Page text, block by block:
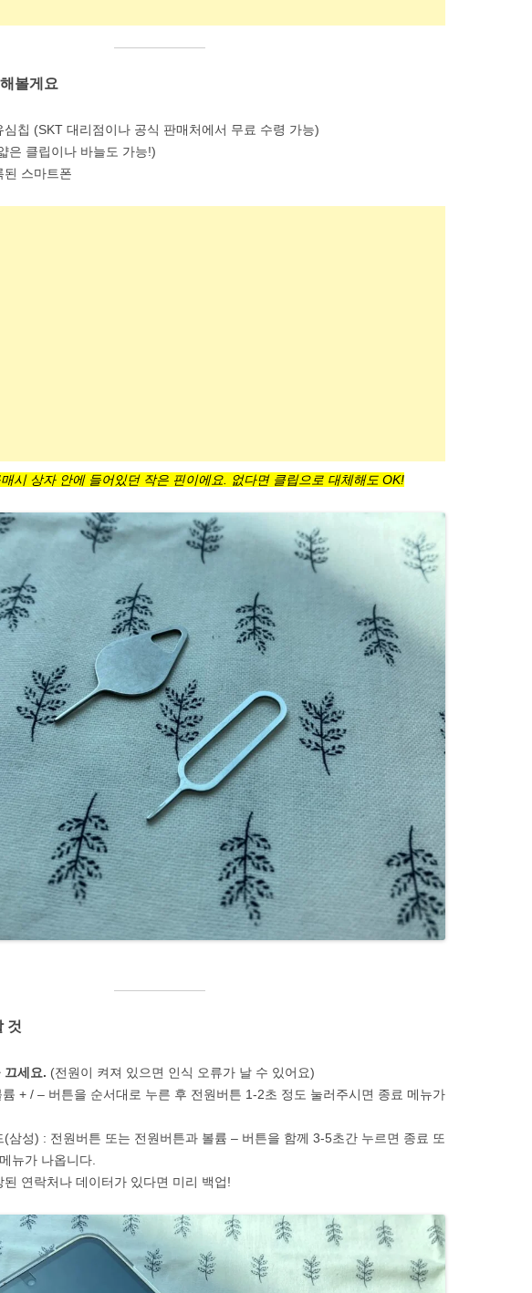
볼게요
심칩 (SKT 대리점이나 공식 판매처에서 무료 수령 가능)
은 클립이나 바늘도 가능!)
된 스마트폰
시 상자 안에 들어있던 작은 핀이에요. 없다면 클립으로 대체해도 OK!
것
끄세요. (전원이 켜져 있으면 인식 오류가 날 수 있어요)
+ / – 버튼을 순서대로 누른 후 전원버튼 1-2초 정도 눌러주시면 종료 메뉴가
(삼성) : 전원버튼 또는 전원버튼과 볼륨 – 버튼을 함께 3-5초간 누르면 종료 또
뉴가 나옵니다.
된 연락처나 데이터가 있다면 미리 백업!